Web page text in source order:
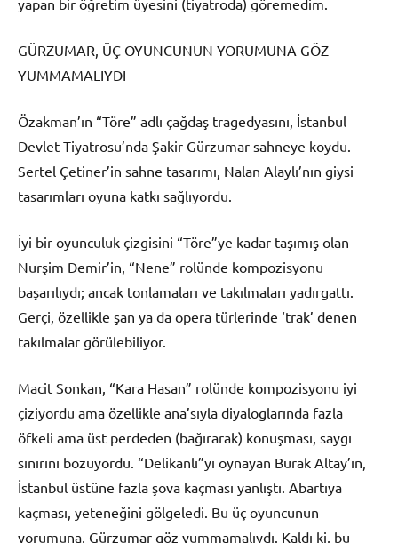
GÜRZUMAR, ÜÇ OYUNCUNUN YORUMUNA GÖZ
YUMMAMALIYDI
Özakman’ın “Töre” adlı çağdaş tragedyasını, İstanbul
Devlet Tiyatrosu’nda Şakir Gürzumar sahneye koydu.
Sertel Çetiner’in sahne tasarımı, Nalan Alaylı’nın giysi
tasarımları oyuna katkı sağlıyordu.
İyi bir oyunculuk çizgisini “Töre”ye kadar taşımış olan
Nurşim Demir’in, “Nene” rolünde kompozisyonu
başarılıydı; ancak tonlamaları ve takılmaları yadırgattı.
Gerçi, özellikle şan ya da opera türlerinde ‘trak’ denen
takılmalar görülebiliyor.
Macit Sonkan, “Kara Hasan” rolünde kompozisyonu iyi
çiziyordu ama özellikle ana’sıyla diyaloglarında fazla
öfkeli ama üst perdeden (bağırarak) konuşması, saygı
sınırını bozuyordu. “Delikanlı”yı oynayan Burak Altay’ın,
İstanbul üstüne fazla şova kaçması yanlıştı. Abartıya
kaçması, yeteneğini gölgeledi. Bu üç oyuncunun
yorumuna, Gürzumar göz yummamalıydı. Kaldı ki, bu